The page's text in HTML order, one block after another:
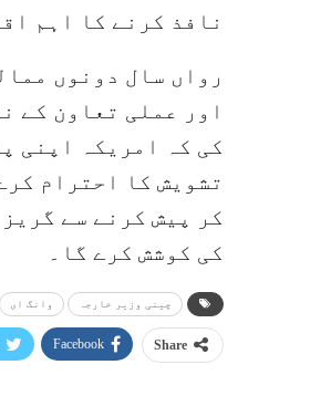
نافذ کرنے کا اہم
رواں سال دونوں
اور عملی تعاون کے
کی کہ امریکہ اپنی
تشویش کا احترام
کر پیش کرنے سے
کی کوشش کرے گا۔
چینی وزیر خارجہ وانگ ای
Share
Facebook